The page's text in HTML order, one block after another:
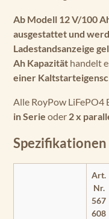
Ab Modell 12 V/100
ausgestattet und
Ladestandsanzeige
Ah Kapazität handelt
einer
Alle RoyPow LiFePO4
in Serie oder 2 x
Spezifikationen
Art.
Nr.
567
608